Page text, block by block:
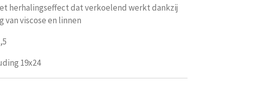
herhalingseffect dat verkoelend werkt dankzij
van viscose en linnen
19x24